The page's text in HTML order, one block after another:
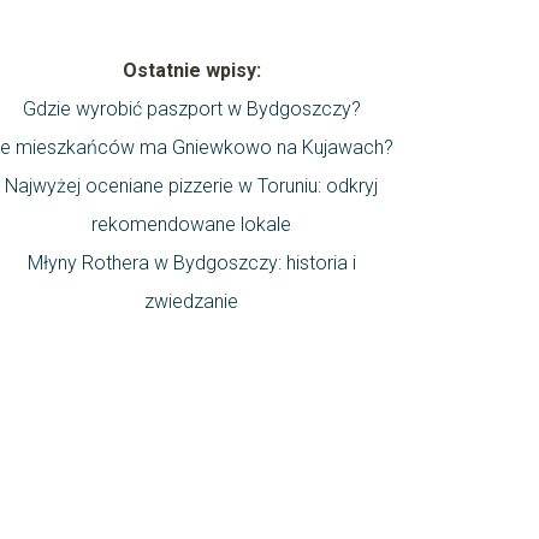
Ostatnie wpisy:
Gdzie wyrobić paszport w Bydgoszczy?
mieszkańców ma Gniewkowo na Kujawach?
Najwyżej oceniane pizzerie w Toruniu: odkryj
rekomendowane lokale
Młyny Rothera w Bydgoszczy: historia i
zwiedzanie